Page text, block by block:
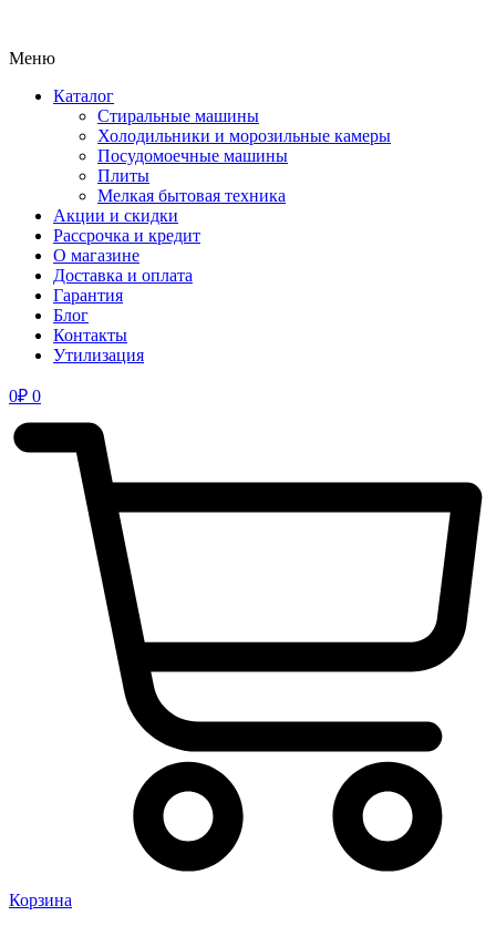
Меню
Каталог
Стиральные машины
Холодильники и морозильные камеры
Посудомоечные машины
Плиты
Мелкая бытовая техника
Акции и скидки
Рассрочка и кредит
О магазине
Доставка и оплата
Гарантия
Блог
Контакты
Утилизация
0₽ 0
Корзина